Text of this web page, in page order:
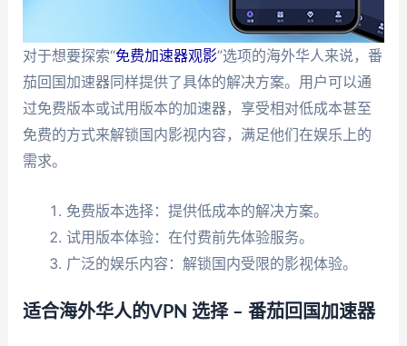
对于想要探索“免费加速器观影”选项的海外华人来说，番
茄回国加速器同样提供了具体的解决方案。用户可以通
过免费版本或试用版本的加速器，享受相对低成本甚至
免费的方式来解锁国内影视内容，满足他们在娱乐上的
需求。
免费版本选择：提供低成本的解决方案。
试用版本体验：在付费前先体验服务。
广泛的娱乐内容：解锁国内受限的影视体验。
适合海外华人的VPN 选择 – 番茄回国加速器